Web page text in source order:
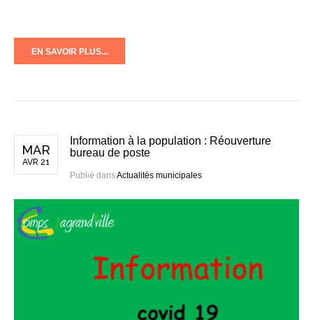
EN SAVOIR PLUS...
MAR
AVR 21
Information à la population : Réouverture
bureau de poste
Publié dansActualités municipales